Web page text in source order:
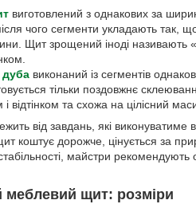
виготовлений з однакових за
чого сегменти укладають так,
Щит зрощений іноді називають
дуба виконаний із сегментів
тільки поздовжнє
та схожа на цілісний
від завдань, які виконуватиме
коштує дорожче, цінується за
майстри
меблевий щит: розміри